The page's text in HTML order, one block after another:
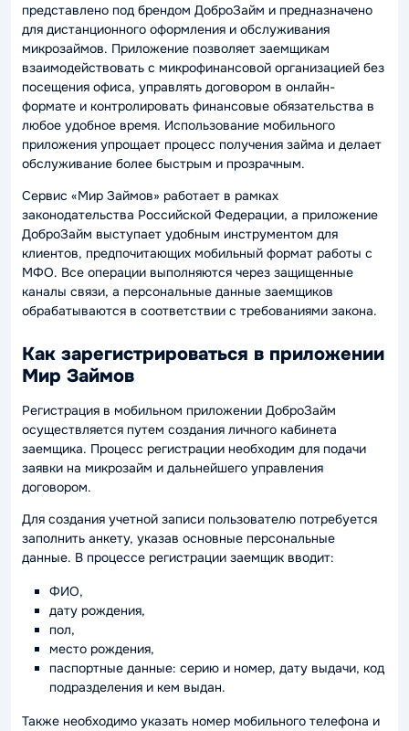
представлено под брендом ДоброЗайм и предназначено
для дистанционного оформления и обслуживания
микрозаймов. Приложение позволяет заемщикам
взаимодействовать с микрофинансовой организацией без
посещения офиса, управлять договором в онлайн-
формате и контролировать финансовые обязательства в
любое удобное время. Использование мобильного
приложения упрощает процесс получения займа и делает
обслуживание более быстрым и прозрачным.
Сервис «Мир Займов» работает в рамках
законодательства Российской Федерации, а приложение
ДоброЗайм выступает удобным инструментом для
клиентов, предпочитающих мобильный формат работы с
МФО. Все операции выполняются через защищенные
каналы связи, а персональные данные заемщиков
обрабатываются в соответствии с требованиями закона.
Как зарегистрироваться в приложении
Мир Займов
Регистрация в мобильном приложении ДоброЗайм
осуществляется путем создания личного кабинета
заемщика. Процесс регистрации необходим для подачи
заявки на микрозайм и дальнейшего управления
договором.
Для создания учетной записи пользователю потребуется
заполнить анкету, указав основные персональные
данные. В процессе регистрации заемщик вводит:
ФИО,
дату рождения,
пол,
место рождения,
паспортные данные: серию и номер, дату выдачи, код
подразделения и кем выдан.
Также необходимо указать номер мобильного телефона и